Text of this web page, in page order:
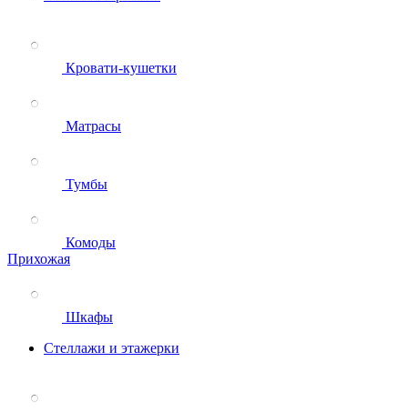
Кровати-кушетки
Матрасы
Тумбы
Комоды
Прихожая
Шкафы
Стеллажи и этажерки